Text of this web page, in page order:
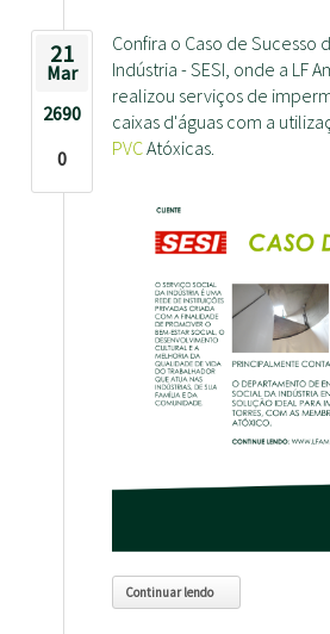
21
Mar
2690
0
Confira o Caso de Sucesso
Indústria - SESI, onde a LF
realizou serviços de
caixas d'águas com a
PVCAtóxicas.
Continuar lendo